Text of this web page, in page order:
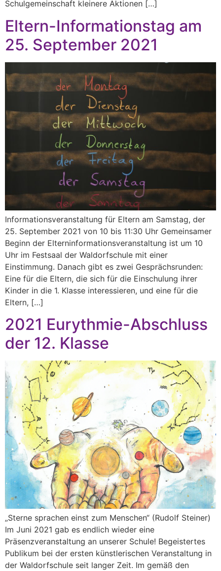
Schulgemeinschaft kleinere Aktionen […]
Eltern-Informationstag am
25. September 2021
Informationsveranstaltung für Eltern am Samstag, der
25. September 2021 von 10 bis 11:30 Uhr Gemeinsamer
Beginn der Elterninformationsveranstaltung ist um 10
Uhr im Festsaal der Waldorfschule mit einer
Einstimmung. Danach gibt es zwei Gesprächsrunden:
Eine für die Eltern, die sich für die Einschulung ihrer
Kinder in die 1. Klasse interessieren, und eine für die
Eltern, […]
2021 Eurythmie-Abschluss
der 12. Klasse
„Sterne sprachen einst zum Menschen“ (Rudolf Steiner)
Im Juni 2021 gab es endlich wieder eine
Präsenzveranstaltung an unserer Schule! Begeistertes
Publikum bei der ersten künstlerischen Veranstaltung in
der Waldorfschule seit langer Zeit. Im gemäß den